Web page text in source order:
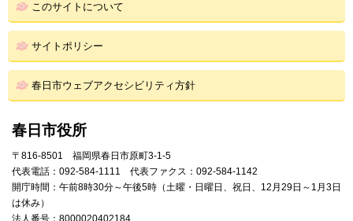
このサイトについて
サイトポリシー
春日市ウェブアクセシビリティ方針
春日市役所
〒816-8501 福岡県春日市原町3-1-5
代表電話：092-584-1111 代表ファクス：092-584-1142
開庁時間：午前8時30分～午後5時（土曜・日曜日、祝日、12月29日～1月3日
は休み）
法人番号：8000020402184